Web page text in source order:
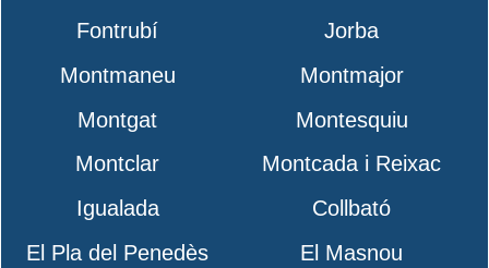
Fontrubí
Jorba
Montmaneu
Montmajor
Montgat
Montesquiu
Montclar
Montcada i Reixac
Igualada
Collbató
El Pla del Penedès
El Masnou